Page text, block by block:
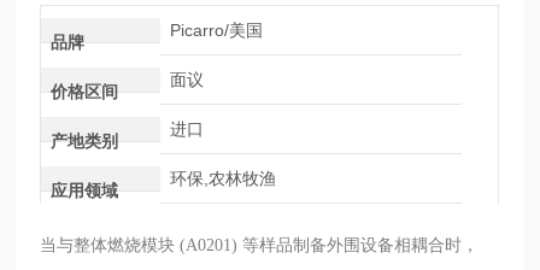
品牌
Picarro/美国
价格区间
面议
产地类别
进口
应用领域
环保,农林牧渔
当与整体燃烧模块 (A0201) 等样品制备外围设备相耦合时，